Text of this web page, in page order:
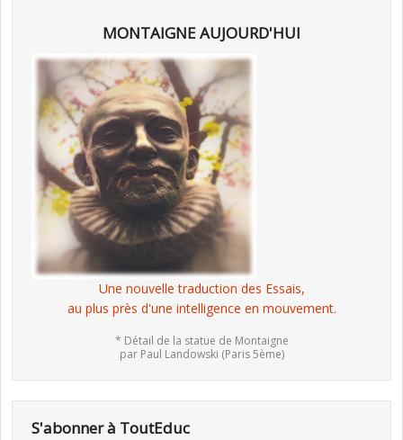
MONTAIGNE AUJOURD'HUI
Une nouvelle traduction des Essais,
au plus près d'une intelligence en mouvement.
* Détail de la statue de Montaigne
par Paul Landowski (Paris 5ème)
S'abonner à ToutEduc